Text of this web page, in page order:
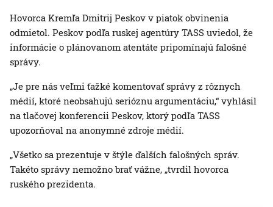
Hovorca Kremľa Dmitrij Peskov v piatok obvinenia
odmietol. Peskov podľa ruskej agentúry TASS uviedol, že
informácie o plánovanom atentáte pripomínajú falošné
správy.
„Je pre nás veľmi ťažké komentovať správy z rôznych
médií, ktoré neobsahujú serióznu argumentáciu,“ vyhlásil
na tlačovej konferencii Peskov, ktorý podľa TASS
upozorňoval na anonymné zdroje médií.
„Všetko sa prezentuje v štýle ďalších falošných správ.
Takéto správy nemožno brať vážne, „tvrdil hovorca
ruského prezidenta.